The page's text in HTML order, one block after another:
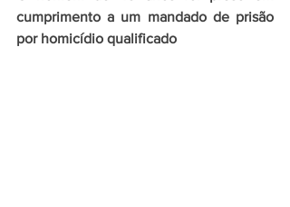
cumprimento a um mandado de prisão
por homicídio qualificado